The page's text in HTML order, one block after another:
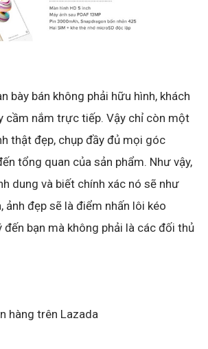
bày bán không phải hữu hình, khách
cầm nắm trực tiếp. Vậy chỉ còn một
thật đẹp, chụp đầy đủ mọi góc
tổng quan của sản phẩm. Như vậy,
dung và biết chính xác nó sẽ như
ảnh đẹp sẽ là điểm nhấn lôi kéo
đến bạn mà không phải là các đối thủ
hàng trên Lazada